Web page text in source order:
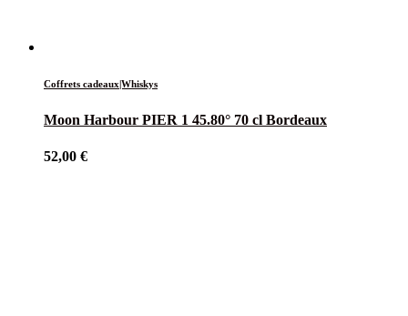
Coffrets cadeaux|Whiskys
Moon Harbour PIER 1 45.80° 70 cl Bordeaux
52,00 €